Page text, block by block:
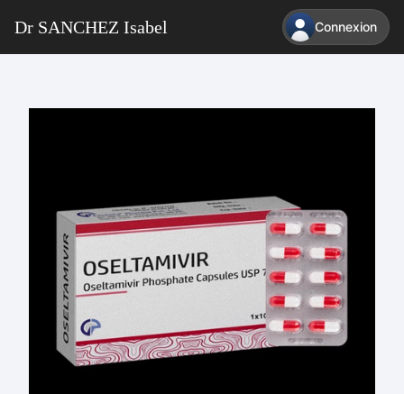
Dr SANCHEZ Isabel Connexion